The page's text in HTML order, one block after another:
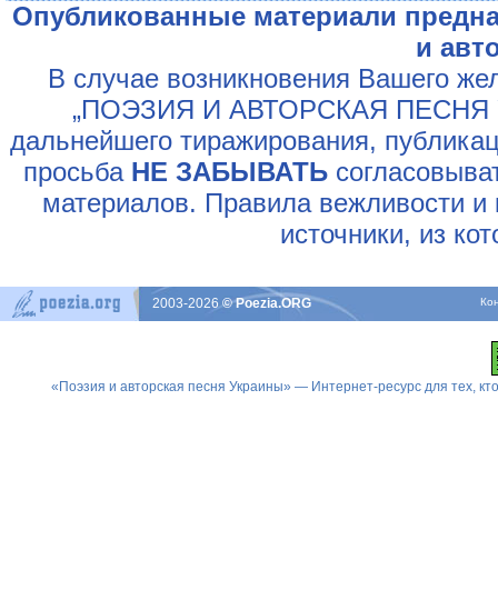
Опубликованные материали
и
В случае возникновения Вашего
„ПОЭЗИЯ И АВТОРСКАЯ ПЕСНЯ
дальнейшего тиражирования,
просьба НЕ ЗАБЫВАТЬ
материалов. Правила вежливости и
источники, из
2003-2026© Poezia.ORG
«Поэзия и авторская песня Украины» — Интернет-ресурс для тех,